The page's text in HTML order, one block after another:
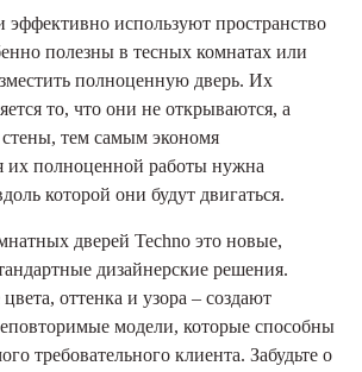
эффективно используют пространство
полезны в тесных комнатах или
полноценную дверь. Их
то, что они не открываются, а
стены, тем самым экономя
их полноценной работы нужна
которой они будут двигаться.
дверей Techno это новые,
дизайнерские решения.
оттенка и узора – создают
модели, которые способны
требовательного клиента. Забудьте о